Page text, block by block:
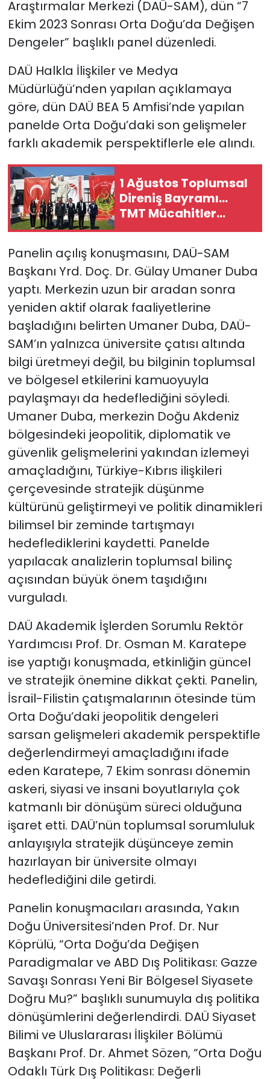
Araştırmalar Merkezi (DAÜ-SAM), dün “7
Ekim 2023 Sonrası Orta Doğu’da Değişen
Dengeler” başlıklı panel düzenledi.
DAÜ Halkla İlişkiler ve Medya
Müdürlüğü’nden yapılan açıklamaya
göre, dün DAÜ BEA 5 Amfisi’nde yapılan
panelde Orta Doğu’daki son gelişmeler
farklı akademik perspektiflerle ele alındı.
1 Ağustos Toplumsal
Direniş Bayramı...
TMT Mücahitler
Derneği’nde tören
Panelin açılış konuşmasını, DAÜ-SAM
Başkanı Yrd. Doç. Dr. Gülay Umaner Duba
yaptı. Merkezin uzun bir aradan sonra
yeniden aktif olarak faaliyetlerine
başladığını belirten Umaner Duba, DAÜ-
SAM’ın yalnızca üniversite çatısı altında
bilgi üretmeyi değil, bu bilginin toplumsal
ve bölgesel etkilerini kamuoyuyla
paylaşmayı da hedeflediğini söyledi.
Umaner Duba, merkezin Doğu Akdeniz
bölgesindeki jeopolitik, diplomatik ve
güvenlik gelişmelerini yakından izlemeyi
amaçladığını, Türkiye-Kıbrıs ilişkileri
çerçevesinde stratejik düşünme
kültürünü geliştirmeyi ve politik dinamikleri
bilimsel bir zeminde tartışmayı
hedeflediklerini kaydetti. Panelde
yapılacak analizlerin toplumsal bilinç
açısından büyük önem taşıdığını
vurguladı.
DAÜ Akademik İşlerden Sorumlu Rektör
Yardımcısı Prof. Dr. Osman M. Karatepe
ise yaptığı konuşmada, etkinliğin güncel
ve stratejik önemine dikkat çekti. Panelin,
İsrail-Filistin çatışmalarının ötesinde tüm
Orta Doğu’daki jeopolitik dengeleri
sarsan gelişmeleri akademik perspektifle
değerlendirmeyi amaçladığını ifade
eden Karatepe, 7 Ekim sonrası dönemin
askeri, siyasi ve insani boyutlarıyla çok
katmanlı bir dönüşüm süreci olduğuna
işaret etti. DAÜ’nün toplumsal sorumluluk
anlayışıyla stratejik düşünceye zemin
hazırlayan bir üniversite olmayı
hedeflediğini dile getirdi.
Panelin konuşmacıları arasında, Yakın
Doğu Üniversitesi’nden Prof. Dr. Nur
Köprülü, “Orta Doğu’da Değişen
Paradigmalar ve ABD Dış Politikası: Gazze
Savaşı Sonrası Yeni Bir Bölgesel Siyasete
Doğru Mu?” başlıklı sunumuyla dış politika
dönüşümlerini değerlendirdi. DAÜ Siyaset
Bilimi ve Uluslararası İlişkiler Bölümü
Başkanı Prof. Dr. Ahmet Sözen, “Orta Doğu
Odaklı Türk Dış Politikası: Değerli
SAĞLIK
Teknoloji
TÜRKiYE
Video Galeri
YAŞAM
Yazarlar